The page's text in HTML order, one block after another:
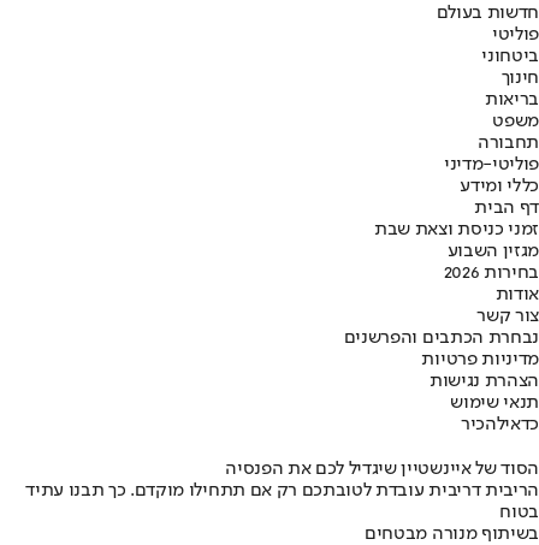
חדשות בעולם
פוליטי
ביטחוני
חינוך
בריאות
משפט
תחבורה
פוליטי-מדיני
כללי ומידע
דף הבית
זמני כניסת וצאת שבת
מגזין השבוע
בחירות 2026
אודות
צור קשר
נבחרת הכתבים והפרשנים
מדיניות פרטיות
הצהרת נגישות
תנאי שימוש
כדאילהכיר
הסוד של איינשטיין שיגדיל לכם את הפנסיה
הריבית דריבית עובדת לטובתכם רק אם תתחילו מוקדם. כך תבנו עתיד
בטוח
בשיתוף מנורה מבטחים